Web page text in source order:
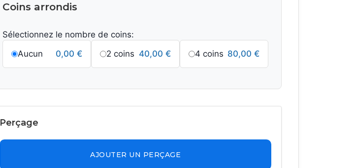
Coins arrondis
Sélectionnez le nombre de coins:
Aucun
0,00 € 2 coins 40,00€ 4 coins 80,00€
Perçage
AJOUTER UN PERÇAGE